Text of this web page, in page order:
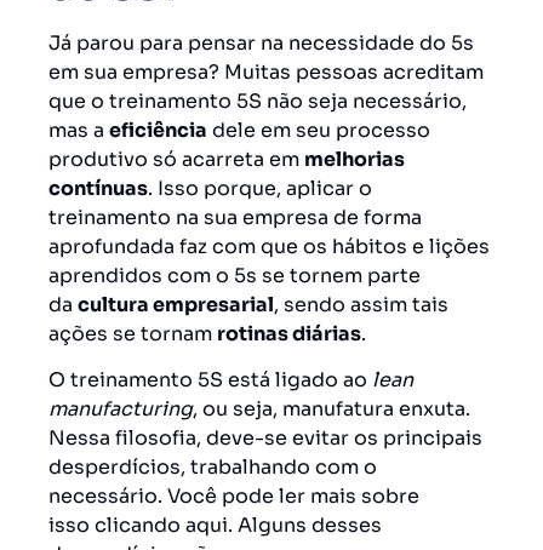
Já parou para pensar na necessidade do 5s
em sua empresa? Muitas pessoas acreditam
que o treinamento 5S não seja necessário,
mas a eficiência dele em seu processo
produtivo só acarreta em melhorias
contínuas. Isso porque, aplicar o
treinamento na sua empresa de forma
aprofundada faz com que os hábitos e lições
aprendidos com o 5s se tornem parte
da cultura empresarial, sendo assim tais
ações se tornam rotinas diárias.
O treinamento 5S está ligado ao lean
manufacturing, ou seja, manufatura enxuta.
Nessa filosofia, deve-se evitar os principais
desperdícios, trabalhando com o
necessário. Você pode ler mais sobre
isso clicando aqui. Alguns desses